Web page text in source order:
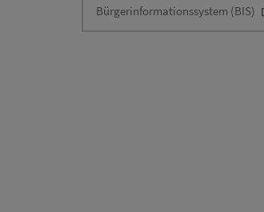
Bürgerinformationssystem (BIS)